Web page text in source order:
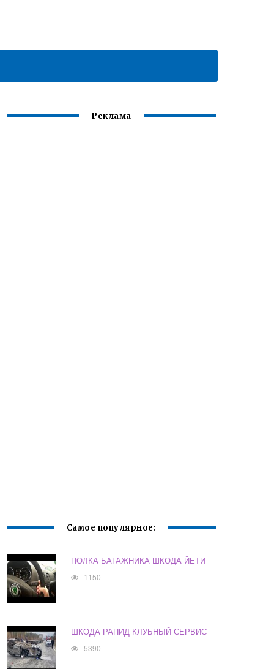
Реклама
Самое популярное:
ПОЛКА БАГАЖНИКА ШКОДА ЙЕТИ
1150
ШКОДА РАПИД КЛУБНЫЙ СЕРВИС
5390